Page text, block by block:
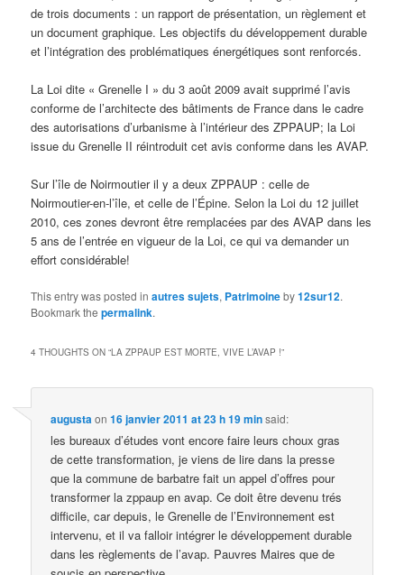
de trois documents : un rapport de présentation, un règlement et
un document graphique. Les objectifs du développement durable
et l’intégration des problématiques énergétiques sont renforcés.
La Loi dite « Grenelle I » du 3 août 2009 avait supprimé l’avis
conforme de l’architecte des bâtiments de France dans le cadre
des autorisations d’urbanisme à l’intérieur des ZPPAUP; la Loi
issue du Grenelle II réintroduit cet avis conforme dans les AVAP.
Sur l’île de Noirmoutier il y a deux ZPPAUP : celle de
Noirmoutier-en-l’île, et celle de l’Épine. Selon la Loi du 12 juillet
2010, ces zones devront être remplacées par des AVAP dans les
5 ans de l’entrée en vigueur de la Loi, ce qui va demander un
effort considérable!
This entry was posted inautres sujets, Patrimoineby12sur12.
Bookmark thepermalink.
4 THOUGHTS ON “LA ZPPAUP EST MORTE, VIVE L’AVAP !”
augustaon16 janvier 2011 at 23 h 19 minsaid:
les bureaux d’études vont encore faire leurs choux gras
de cette transformation, je viens de lire dans la presse
que la commune de barbatre fait un appel d’offres pour
transformer la zppaup en avap. Ce doit être devenu trés
difficile, car depuis, le Grenelle de l’Environnement est
intervenu, et il va falloir intégrer le développement durable
dans les règlements de l’avap. Pauvres Maires que de